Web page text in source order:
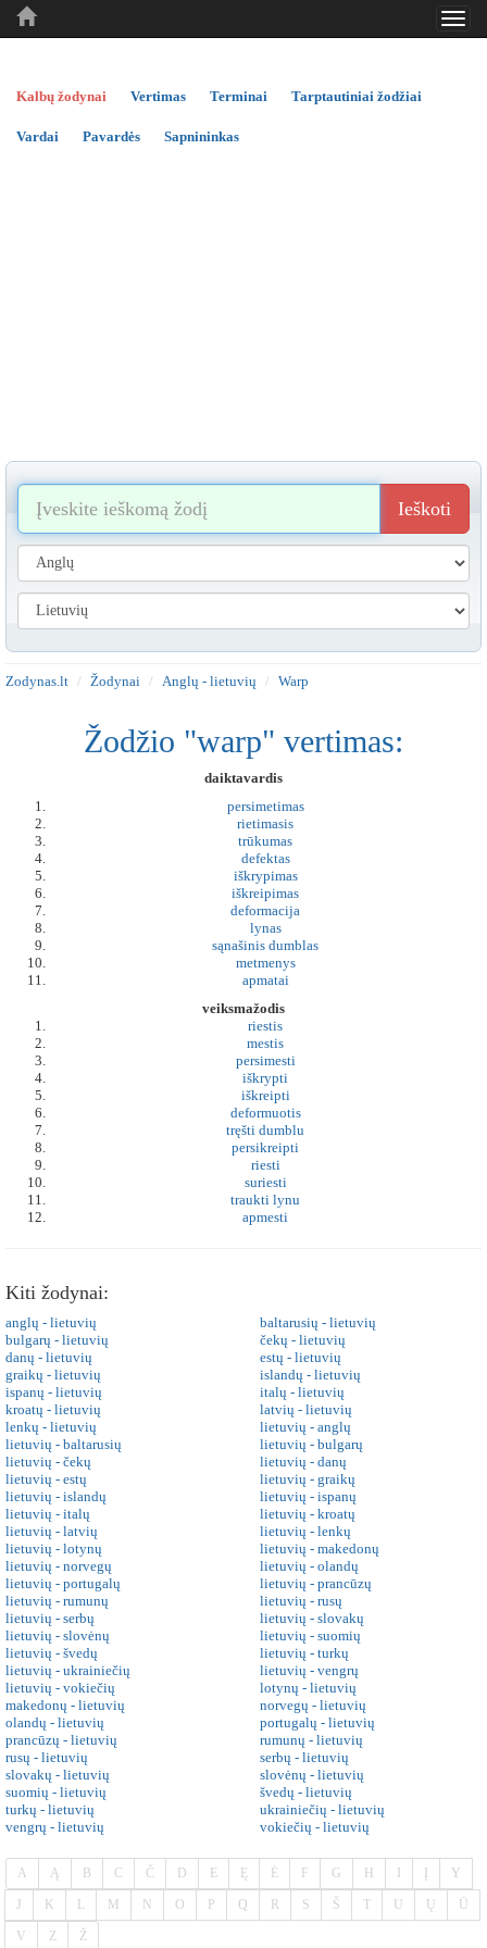
..
..
Kalbų žodynai Vertimas Terminai Tarptautiniai žodžiai
Vardai Pavardės Sapnininkas
Ieškoti
Zodynas.lt Žodynai Anglų - lietuvių Warp
Žodžio "warp" vertimas:
daiktavardis
persimetimas
rietimasis
trūkumas
defektas
iškrypimas
iškreipimas
deformacija
lynas
sąnašinis dumblas
metmenys
apmatai
veiksmažodis
riestis
mestis
persimesti
iškrypti
iškreipti
deformuotis
tręšti dumblu
persikreipti
riesti
suriesti
traukti lynu
apmesti
Kiti žodynai:
anglų - lietuvių
baltarusių - lietuvių
bulgarų - lietuvių
čekų - lietuvių
danų - lietuvių
estų - lietuvių
graikų - lietuvių
islandų - lietuvių
ispanų - lietuvių
italų - lietuvių
kroatų - lietuvių
latvių - lietuvių
lenkų - lietuvių
lietuvių - anglų
lietuvių - baltarusių
lietuvių - bulgarų
lietuvių - čekų
lietuvių - danų
lietuvių - estų
lietuvių - graikų
lietuvių - islandų
lietuvių - ispanų
lietuvių - italų
lietuvių - kroatų
lietuvių - latvių
lietuvių - lenkų
lietuvių - lotynų
lietuvių - makedonų
lietuvių - norvegų
lietuvių - olandų
lietuvių - portugalų
lietuvių - prancūzų
lietuvių - rumunų
lietuvių - rusų
lietuvių - serbų
lietuvių - slovakų
lietuvių - slovėnų
lietuvių - suomių
lietuvių - švedų
lietuvių - turkų
lietuvių - ukrainiečių
lietuvių - vengrų
lietuvių - vokiečių
lotynų - lietuvių
makedonų - lietuvių
norvegų - lietuvių
olandų - lietuvių
portugalų - lietuvių
prancūzų - lietuvių
rumunų - lietuvių
rusų - lietuvių
serbų - lietuvių
slovakų - lietuvių
slovėnų - lietuvių
suomių - lietuvių
švedų - lietuvių
turkų - lietuvių
ukrainiečių - lietuvių
vengrų - lietuvių
vokiečių - lietuvių
A Ą B C Č D E Ę Ė F G H Y
J K L M N O P Q R S Š T U Ų Ū
V Z Ž